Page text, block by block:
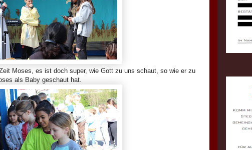
Moses, es ist doch super, wie Gott zu uns schaut, so wie er zu
als Baby geschaut hat.